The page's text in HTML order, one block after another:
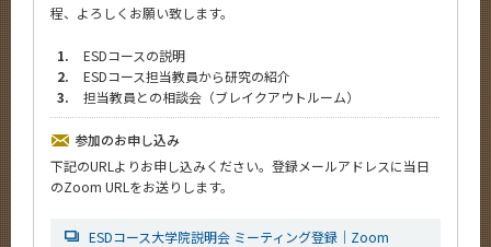
程、よろしくお願い致します。
1.
ESDコースの説明
2.
ESDコース担当教員から研究の紹介
3.
担当教員との相談会（ブレイクアウトルーム）
参加のお申し込み
下記のURLよりお申し込みください。登録メールアドレスに当日
のZoom URLをお送りします。
ESDコース大学院説明会 ミーティング登録｜Zoom
学内向け情報